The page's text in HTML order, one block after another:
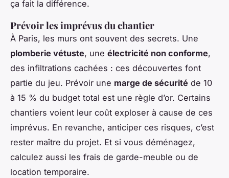
ça fait la différence.
Prévoir les imprévus du chantier
À Paris, les murs ont souvent des secrets. Une
plomberie vétuste, une électricité non conforme,
des infiltrations cachées : ces découvertes font
partie du jeu. Prévoir une marge de sécurité de 10
à 15 % du budget total est une règle d’or. Certains
chantiers voient leur coût exploser à cause de ces
imprévus. En revanche, anticiper ces risques, c’est
rester maître du projet. Et si vous déménagez,
calculez aussi les frais de garde-meuble ou de
location temporaire.